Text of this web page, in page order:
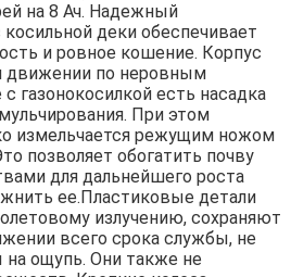
на 8 Ач. Надежный
деки обеспечивает
и ровное кошение. Корпус
движении по неровным
газонокосилкой есть насадка
При этом
измельчается режущим ножом
позволяет обогатить почву
для дальнейшего роста
ее.Пластиковые детали
излучению, сохраняют
всего срока службы, не
ощупь. Они также не